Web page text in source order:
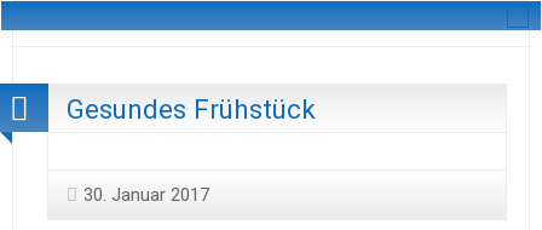
Gesundes Frühstück
30. Januar 2017